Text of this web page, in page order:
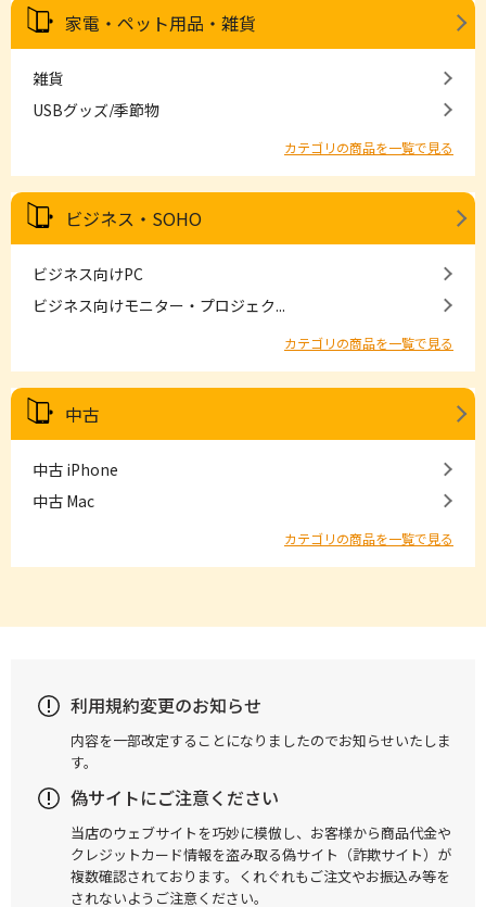
家電・ペット用品・雑貨
雑貨
USBグッズ/季節物
カテゴリの商品を一覧で見る
ビジネス・SOHO
ビジネス向けPC
ビジネス向けモニター・プロジェク...
カテゴリの商品を一覧で見る
中古
中古 iPhone
中古 Mac
カテゴリの商品を一覧で見る
利用規約変更のお知らせ
内容を一部改定することになりましたのでお知らせいたしま
す。
偽サイトにご注意ください
当店のウェブサイトを巧妙に模倣し、お客様から商品代金や
クレジットカード情報を盗み取る偽サイト（詐欺サイト）が
複数確認されております。くれぐれもご注文やお振込み等を
されないようご注意ください。